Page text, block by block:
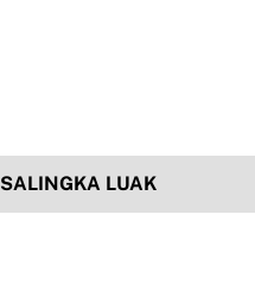
SALINGKA LUAK